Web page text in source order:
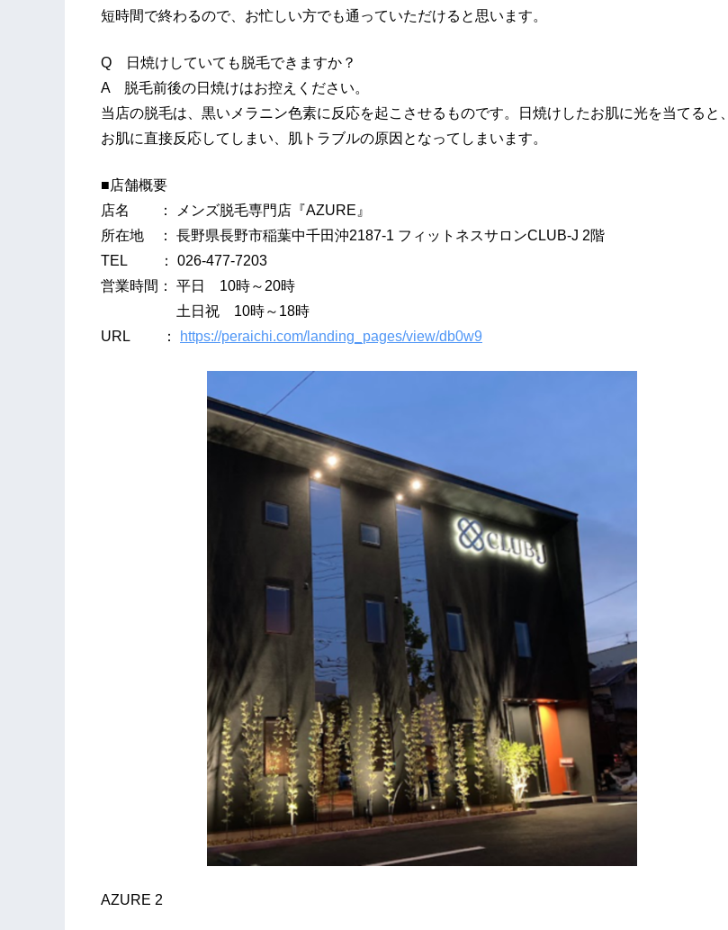
短時間で終わるので、お忙しい方でも通っていただけると思います。
Q 日焼けしていても脱毛できますか？
A 脱毛前後の日焼けはお控えください。
当店の脱毛は、黒いメラニン色素に反応を起こさせるものです。日焼けしたお肌に光を当てると、
お肌に直接反応してしまい、肌トラブルの原因となってしまいます。
■店舗概要
店名 ： メンズ脱毛専門店『AZURE』
所在地 ： 長野県長野市稲葉中千田沖2187-1 フィットネスサロンCLUB-J 2階
TEL ： 026-477-7203
営業時間： 平日 10時～20時
土日祝 10時～18時
URL ：
https://peraichi.com/landing_pages/view/db0w9
AZURE 2